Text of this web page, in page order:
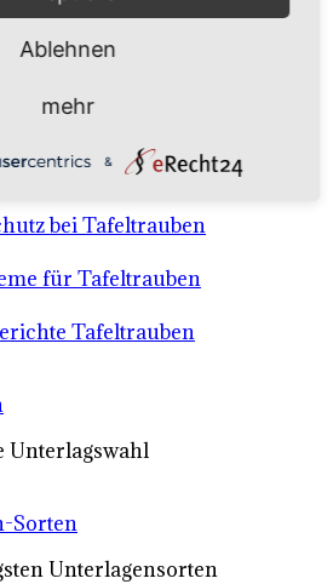
Recht
A-Z Sortenbeschreibungen
- rechtliche
bei Tafeltrauben
für Tafeltrauben
Tafeltrauben
Sorten
Unterlagensorten
Ablehnen
mehr
&